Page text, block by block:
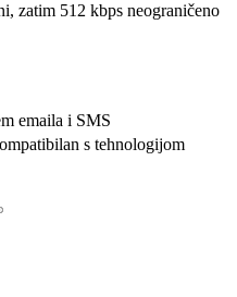
zatim 512 kbps neograničeno
emaila i SMS
s tehnologijom